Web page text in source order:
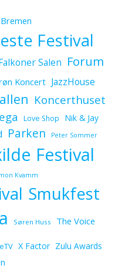
Bremen
Festival
Salen Forum
Koncert JazzHouse
Koncerthuset
Love Shop Nik & Jay
Parken Peter Sommer
Festival
Kvamm
Smukfest
Søren Huss The Voice
X Factor Zulu Awards